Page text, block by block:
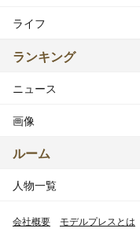
ライフ
ランキング
ニュース
画像
ルーム
人物一覧
会社概要 モデルプレスとは